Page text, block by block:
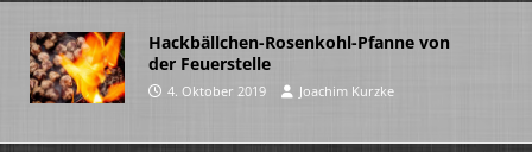
Hackbällchen-Rosenkohl-Pfanne von
der Feuerstelle
4. Oktober 2019 Joachim Kurzke